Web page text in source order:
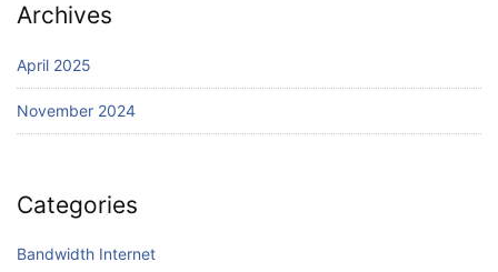
Archives
April 2025
November 2024
Categories
Bandwidth Internet